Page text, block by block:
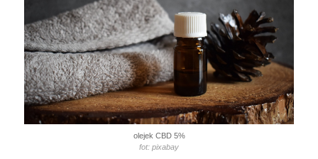
olejek CBD 5%
fot: pixabay